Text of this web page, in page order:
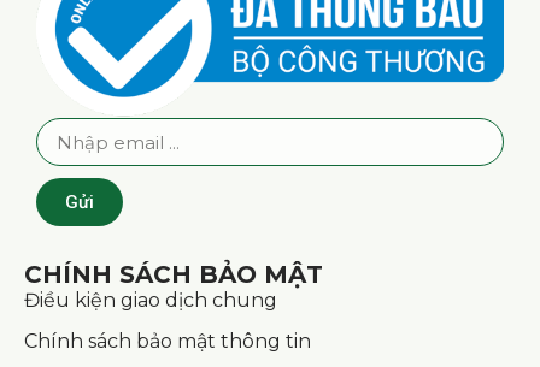
Gửi
CHÍNH SÁCH BẢO MẬT
Điều kiện giao dịch chung
Chính sách bảo mật thông tin